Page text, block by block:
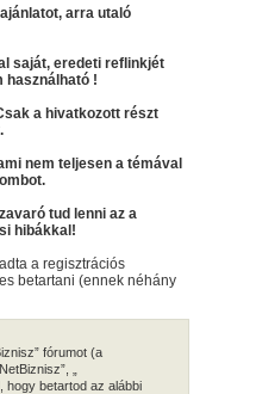
arra utaló
saját, eredeti reflinkjét
használható !
a hivatkozott részt
nem teljesen a témával
tud lenni az a
hibákkal!
a regisztrációs
betartani (ennek néhány
fórumot (a
„
hogy betartod az alábbi